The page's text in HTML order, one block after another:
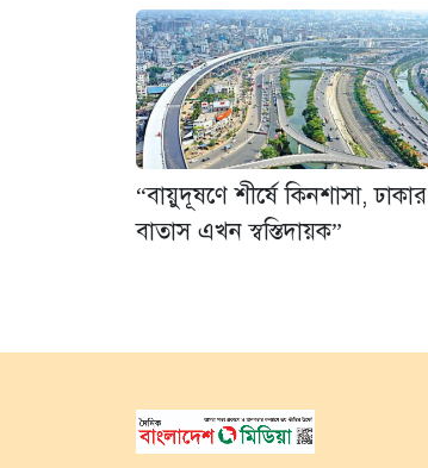
“বায়ুদূষণে শীর্ষে কিনশাসা, ঢাকার
বাতাস এখন স্বস্তিদায়ক”